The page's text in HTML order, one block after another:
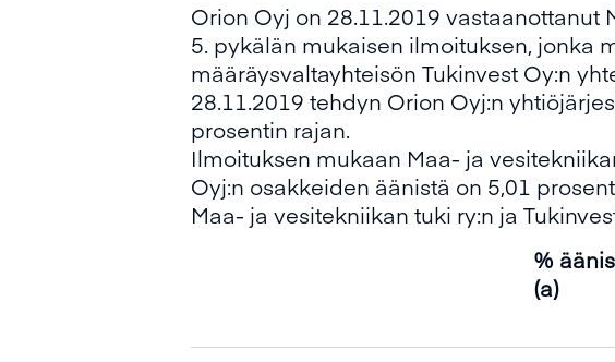
Orion Oyj on 28.11.2019
5. pykälän mukaisen ilmoituksen, jonka
määräysvaltayhteisön Tukinvest Oy:n
28.11.2019 tehdyn Orion Oyj:n
prosentin rajan.
Ilmoituksen mukaan Maa- ja
Oyj:n osakkeiden äänistä on 5,01
Maa- ja vesitekniikan tuki ry:n ja
%
(a)